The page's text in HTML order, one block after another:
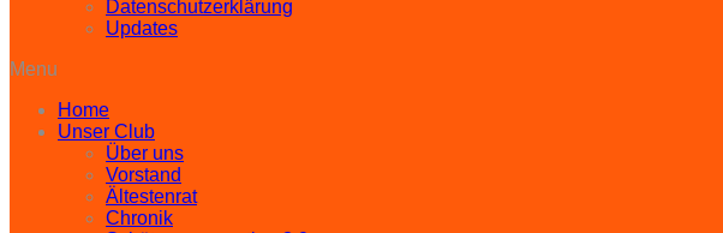
Datenschutzerklärung
Updates
Menu
Home
Unser Club
Über uns
Vorstand
Ältestenrat
Chronik